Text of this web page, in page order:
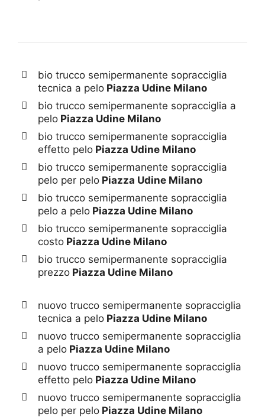
bio trucco semipermanente sopracciglia
tecnica a pelo Piazza Udine Milano
bio trucco semipermanente sopracciglia a
pelo Piazza Udine Milano
bio trucco semipermanente sopracciglia
effetto pelo Piazza Udine Milano
bio trucco semipermanente sopracciglia
pelo per pelo Piazza Udine Milano
bio trucco semipermanente sopracciglia
pelo a pelo Piazza Udine Milano
bio trucco semipermanente sopracciglia
costo Piazza Udine Milano
bio trucco semipermanente sopracciglia
prezzo Piazza Udine Milano
nuovo trucco semipermanente sopracciglia
tecnica a pelo Piazza Udine Milano
nuovo trucco semipermanente sopracciglia
a pelo Piazza Udine Milano
nuovo trucco semipermanente sopracciglia
effetto pelo Piazza Udine Milano
nuovo trucco semipermanente sopracciglia
pelo per pelo Piazza Udine Milano